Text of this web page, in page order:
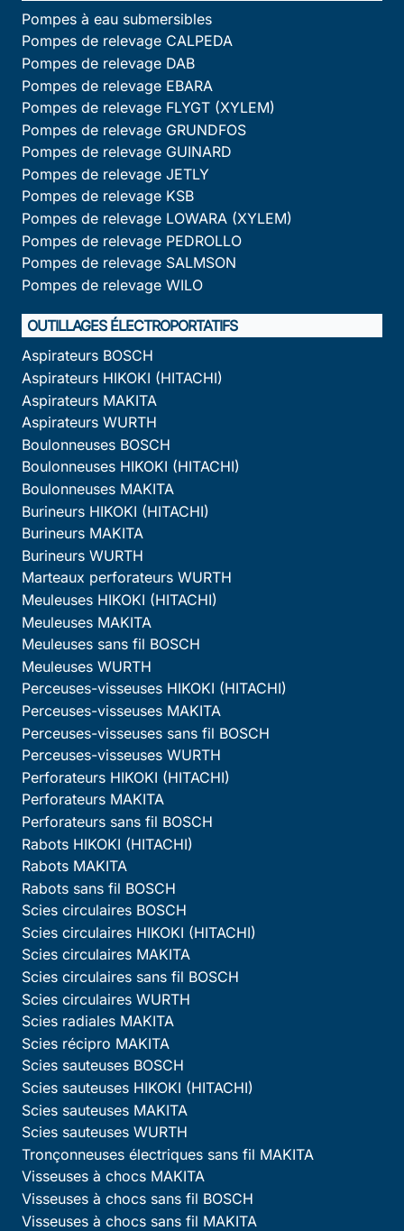
Pompes à eau submersibles
Pompes de relevage CALPEDA
Pompes de relevage DAB
Pompes de relevage EBARA
Pompes de relevage FLYGT (XYLEM)
Pompes de relevage GRUNDFOS
Pompes de relevage GUINARD
Pompes de relevage JETLY
Pompes de relevage KSB
Pompes de relevage LOWARA (XYLEM)
Pompes de relevage PEDROLLO
Pompes de relevage SALMSON
Pompes de relevage WILO
OUTILLAGES ÉLECTROPORTATIFS
Aspirateurs BOSCH
Aspirateurs HIKOKI (HITACHI)
Aspirateurs MAKITA
Aspirateurs WURTH
Boulonneuses BOSCH
Boulonneuses HIKOKI (HITACHI)
Boulonneuses MAKITA
Burineurs HIKOKI (HITACHI)
Burineurs MAKITA
Burineurs WURTH
Marteaux perforateurs WURTH
Meuleuses HIKOKI (HITACHI)
Meuleuses MAKITA
Meuleuses sans fil BOSCH
Meuleuses WURTH
Perceuses-visseuses HIKOKI (HITACHI)
Perceuses-visseuses MAKITA
Perceuses-visseuses sans fil BOSCH
Perceuses-visseuses WURTH
Perforateurs HIKOKI (HITACHI)
Perforateurs MAKITA
Perforateurs sans fil BOSCH
Rabots HIKOKI (HITACHI)
Rabots MAKITA
Rabots sans fil BOSCH
Scies circulaires BOSCH
Scies circulaires HIKOKI (HITACHI)
Scies circulaires MAKITA
Scies circulaires sans fil BOSCH
Scies circulaires WURTH
Scies radiales MAKITA
Scies récipro MAKITA
Scies sauteuses BOSCH
Scies sauteuses HIKOKI (HITACHI)
Scies sauteuses MAKITA
Scies sauteuses WURTH
Tronçonneuses électriques sans fil MAKITA
Visseuses à chocs MAKITA
Visseuses à chocs sans fil BOSCH
Visseuses à chocs sans fil MAKITA